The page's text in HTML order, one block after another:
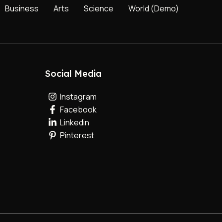
Business Arts Science World (Demo)
Social Media
Instagram
Facebook
Linkedin
Pinterest